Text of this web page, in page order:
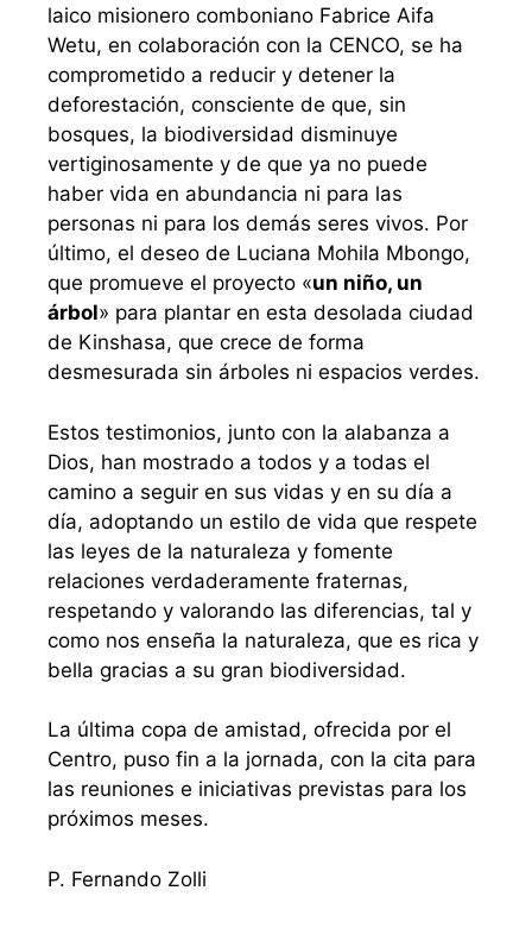
laico misionero comboniano Fabrice Aifa
Wetu, en colaboración con la CENCO, se ha
comprometido a reducir y detener la
deforestación, consciente de que, sin
bosques, la biodiversidad disminuye
vertiginosamente y de que ya no puede
haber vida en abundancia ni para las
personas ni para los demás seres vivos. Por
último, el deseo de Luciana Mohila Mbongo,
que promueve el proyecto «un niño, un
árbol» para plantar en esta desolada ciudad
de Kinshasa, que crece de forma
desmesurada sin árboles ni espacios verdes.
Estos testimonios, junto con la alabanza a
Dios, han mostrado a todos y a todas el
camino a seguir en sus vidas y en su día a
día, adoptando un estilo de vida que respete
las leyes de la naturaleza y fomente
relaciones verdaderamente fraternas,
respetando y valorando las diferencias, tal y
como nos enseña la naturaleza, que es rica y
bella gracias a su gran biodiversidad.
La última copa de amistad, ofrecida por el
Centro, puso fin a la jornada, con la cita para
las reuniones e iniciativas previstas para los
próximos meses.
P. Fernando Zolli